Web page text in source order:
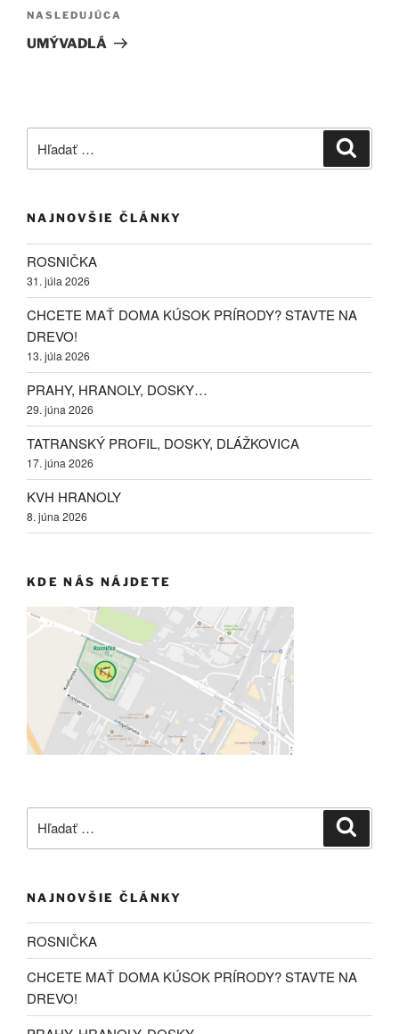
Ďalší
článok
NASLEDUJÚCA
UMÝVADLÁ
NAJNOVŠIE ČLÁNKY
ROSNIČKA
31. júla 2026
CHCETE MAŤ DOMA KÚSOK PRÍRODY? STAVTE NA
DREVO!
13. júla 2026
PRAHY, HRANOLY, DOSKY…
29. júna 2026
TATRANSKÝ PROFIL, DOSKY, DLÁŽKOVICA
17. júna 2026
KVH HRANOLY
8. júna 2026
KDE NÁS NÁJDETE
NAJNOVŠIE ČLÁNKY
ROSNIČKA
CHCETE MAŤ DOMA KÚSOK PRÍRODY? STAVTE NA
DREVO!